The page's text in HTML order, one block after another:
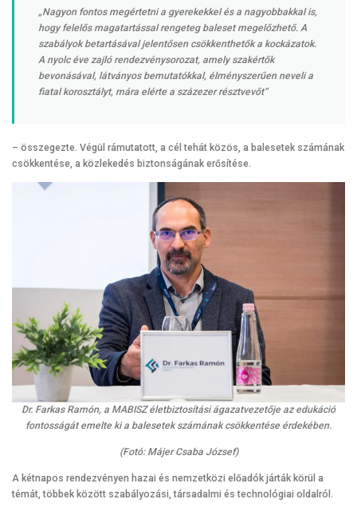
„Nagyon fontos megértetni a gyerekekkel és a nagyobbakkal is,
hogy felelős magatartással rengeteg baleset megelőzhető. A
szabályok betartásával jelentősen csökkenthetők a kockázatok.
A nyolc éve zajló rendezvénysorozat, amely szakértők
bevonásával, látványos bemutatókkal, élményszerűen neveli a
fiatal korosztályt, mára elérte a százezer résztvevőt”
– összegezte. Végül rámutatott, a cél tehát közös, a balesetek számának
csökkentése, a közlekedés biztonságának erősítése.
Dr. Farkas Ramón, a MABISZ életbiztosítási ágazatvezetője az edukáció
fontosságát emelte ki a balesetek számának csökkentése érdekében.
(Fotó: Májer Csaba József)
A kétnapos rendezvényen hazai és nemzetközi előadók járták körül a
témát, többek között szabályozási, társadalmi és technológiai oldalról.